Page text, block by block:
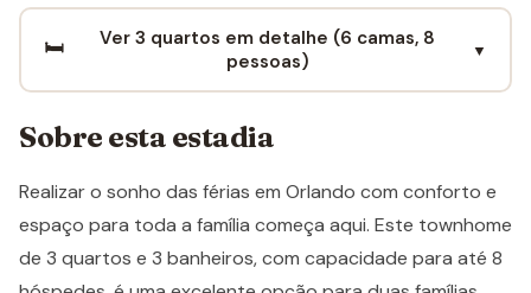
🛏️
Ver 3 quartos em detalhe (6 camas, 8
pessoas)
▼
Sobre esta estadia
Realizar o sonho das férias em Orlando com conforto e
espaço para toda a família começa aqui. Este townhome
de 3 quartos e 3 banheiros, com capacidade para até 8